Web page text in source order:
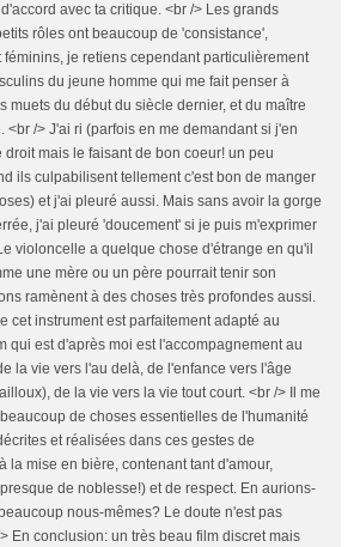
avec ta critique. <br /> Les grands
rôles ont beaucoup de 'consistance',
féminins, je retiens cependant particulièrement
du jeune homme qui me fait penser à
muets du début du siècle dernier, et du maître
<br /> J'ai ri (parfois en me demandant si j'en
droit mais le faisant de bon coeur! un peu
ils culpabilisent tellement c'est bon de manger
et j'ai pleuré aussi. Mais sans avoir la gorge
j'ai pleuré 'doucement' si je puis m'exprimer
violoncelle a quelque chose d'étrange en qu'il
une mère ou un père pourrait tenir son
ramènent à des choses très profondes aussi.
cet instrument est parfaitement adapté au
qui est d'après moi est l'accompagnement au
la vie vers l'au delà, de l'enfance vers l'âge
de la vie vers la vie tout court. <br /> Il me
de choses essentielles de l'humanité
et réalisées dans ces gestes de
la mise en bière, contenant tant d'amour,
de noblesse!) et de respect. En aurions-
nous-mêmes? Le doute n'est pas
En conclusion: un très beau film discret mais